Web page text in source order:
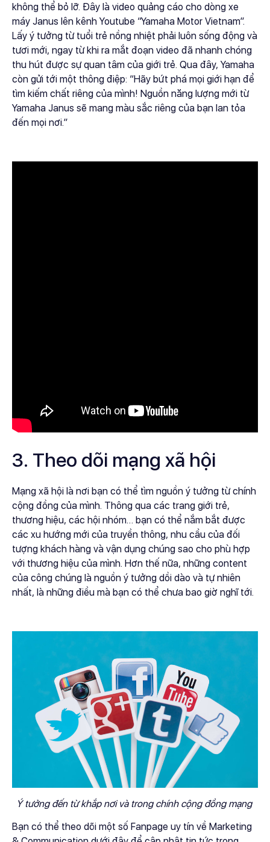
không thể bỏ lỡ. Đây là video quảng cáo cho dòng xe
máy Janus lên kênh Youtube “Yamaha Motor Vietnam”.
Lấy ý tưởng từ tuổi trẻ nồng nhiệt phải luôn sống động và
tươi mới, ngay từ khi ra mắt đoạn video đã nhanh chóng
thu hút được sự quan tâm của giới trẻ. Qua đây, Yamaha
còn gửi tới một thông điệp: “Hãy bứt phá mọi giới hạn để
tìm kiếm chất riêng của mình! Nguồn năng lượng mới từ
Yamaha Janus sẽ mang màu sắc riêng của bạn lan tỏa
đến mọi nơi.”
3. Theo dõi mạng xã hội
Mạng xã hội là nơi bạn có thể tìm nguồn ý tưởng từ chính
cộng đồng của mình. Thông qua các trang giới trẻ,
thương hiệu, các hội nhóm… bạn có thể nắm bắt được
các xu hướng mới của truyền thông, nhu cầu của đối
tượng khách hàng và vận dụng chúng sao cho phù hợp
với thương hiệu của mình. Hơn thế nữa, những content
của công chúng là nguồn ý tưởng dồi dào và tự nhiên
nhất, là những điều mà bạn có thể chưa bao giờ nghĩ tới.
Ý tưởng đến từ khắp nơi và trong chính cộng đồng mạng
Bạn có thể theo dõi một số Fanpage uy tín về Marketing